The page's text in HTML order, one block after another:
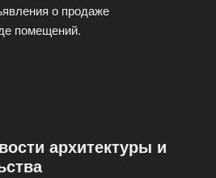
о продаже
помещений.
архитектуры и